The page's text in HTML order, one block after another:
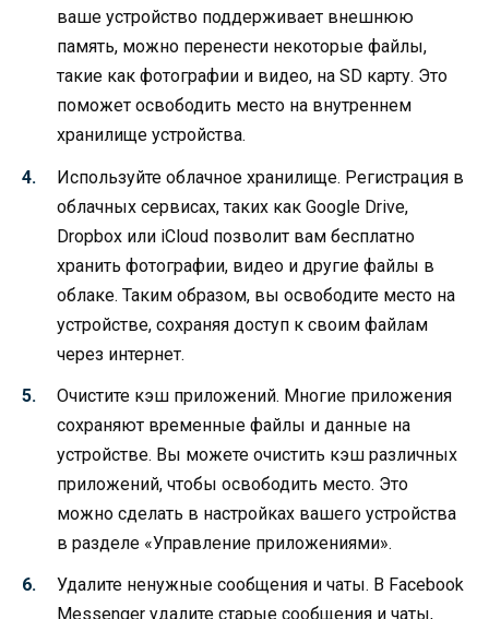
ваше устройство поддерживает внешнюю
память, можно перенести некоторые файлы,
такие как фотографии и видео, на SD карту. Это
поможет освободить место на внутреннем
хранилище устройства.
Используйте облачное хранилище. Регистрация в
облачных сервисах, таких как Google Drive,
Dropbox или iCloud позволит вам бесплатно
хранить фотографии, видео и другие файлы в
облаке. Таким образом, вы освободите место на
устройстве, сохраняя доступ к своим файлам
через интернет.
Очистите кэш приложений. Многие приложения
сохраняют временные файлы и данные на
устройстве. Вы можете очистить кэш различных
приложений, чтобы освободить место. Это
можно сделать в настройках вашего устройства
в разделе «Управление приложениями».
Удалите ненужные сообщения и чаты. В Facebook
Messenger удалите старые сообщения и чаты,